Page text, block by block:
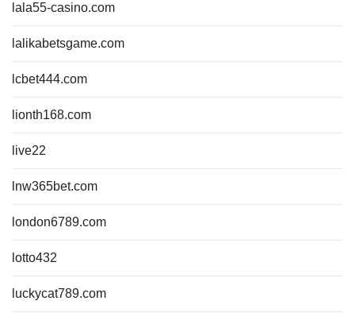
lala55-casino.com
lalikabetsgame.com
lcbet444.com
lionth168.com
live22
lnw365bet.com
london6789.com
lotto432
luckycat789.com